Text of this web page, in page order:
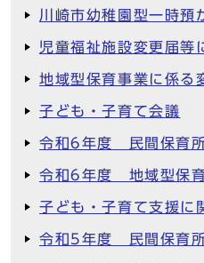
川崎市幼稚園型一時預
児童福祉施設変更届等
地域型保育事業に係る
子ども・子育て会議
令和6年度 民間保育
令和6年度 地域型保
子ども・子育て支援に
令和5年度 民間保育